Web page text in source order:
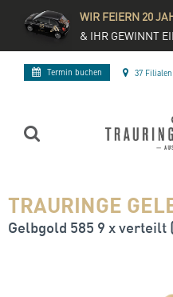
WIR FEIERN 20
& IHR GEWINNT
Termin buchen 37 Filialen
TRAURINGE
Gelbgold 585 9 x verteilt